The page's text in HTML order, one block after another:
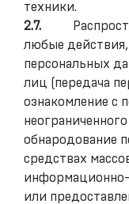
техники.
2.7.
любые
персональных
лиц (передача
ознакомление с
обнародование
средствах
или